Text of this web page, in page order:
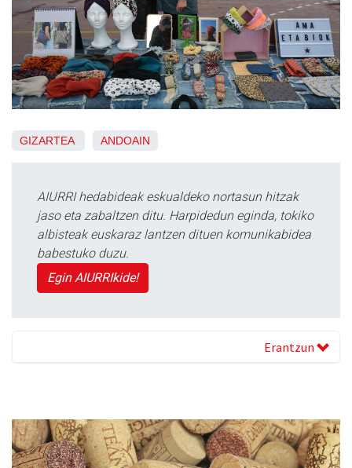
GIZARTEA ANDOAIN
AIURRI hedabideak eskualdeko nortasun hitzak
jaso eta zabaltzen ditu. Harpidedun eginda, tokiko
albisteak euskaraz lantzen dituen komunikabidea
babestuko duzu.
Egin AIURRIkide!
Erantzun